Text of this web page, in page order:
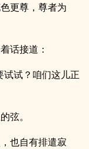
更尊，尊者为
话接道：
试试？咱们这儿正
弦。
也自有排遣寂